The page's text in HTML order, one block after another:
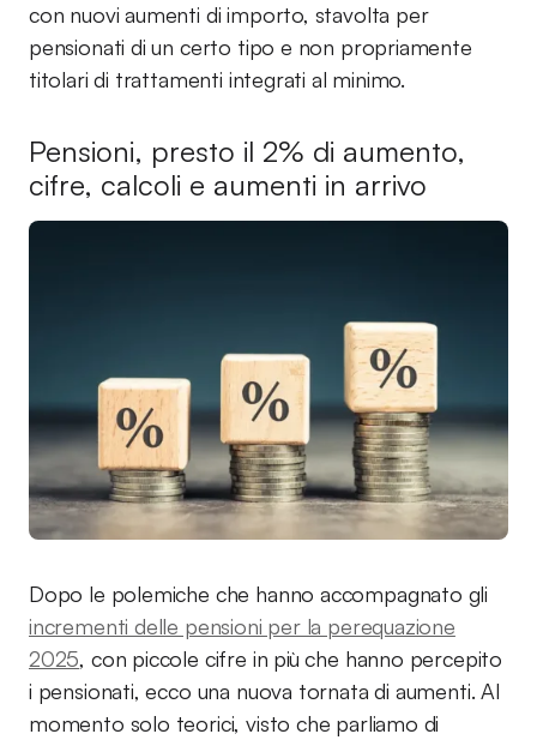
con nuovi aumenti di importo, stavolta per
pensionati di un certo tipo e non propriamente
titolari di trattamenti integrati al minimo.
Pensioni, presto il 2% di aumento,
cifre, calcoli e aumenti in arrivo
Dopo le polemiche che hanno accompagnato gli
incrementi delle pensioni per la perequazione
2025, con piccole cifre in più che hanno percepito
i pensionati, ecco una nuova tornata di aumenti. Al
momento solo teorici, visto che parliamo di